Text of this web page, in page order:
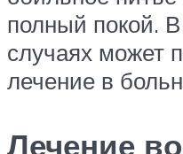
полный покой.
случаях может
лечение в
Лечение